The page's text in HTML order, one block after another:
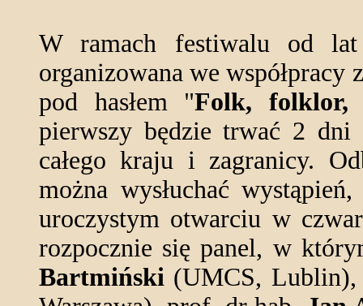
W ramach festiwalu od lat
organizowana we
pod hasłem "Folk, folklor,
pierwszy będzie trwać 2
całego kraju i zagranicy.
można wysłuchać
uroczystym otwarciu w
rozpocznie się panel, w
Bartmiński (UMCS,